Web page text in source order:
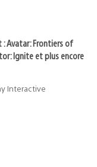
Avatar: Frontiers of
Ignite et plus encore
Interactive